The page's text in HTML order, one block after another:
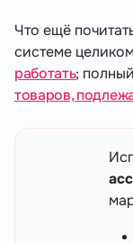
Что ещё
системе
работать;
товаров,